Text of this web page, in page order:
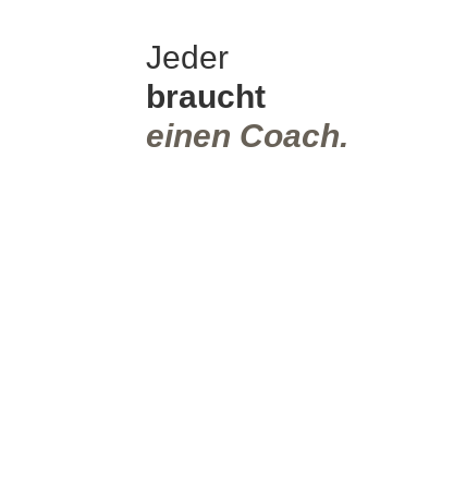
Jeder
braucht
einen Coach.